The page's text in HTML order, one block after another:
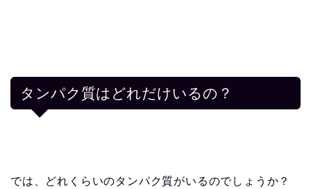
タンパク質はどれだけいるの？
では、どれくらいのタンパク質がいるのでしょうか？